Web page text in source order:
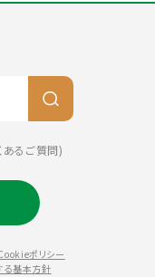
あるご質問)
ポリシー
る基本方針